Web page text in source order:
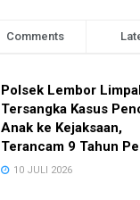
Comments
Polsek Lembor
Tersangka Kasus
Anak ke Kejaksaan,
Terancam 9 Tahun
10 JULI 2026